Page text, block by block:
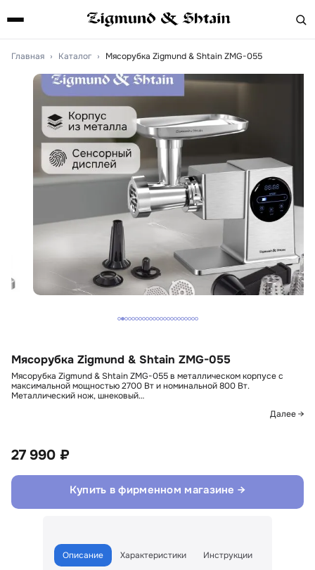
Главная › Каталог › Мясорубка Zigmund & Shtain ZMG-055
Мясорубка Zigmund & Shtain ZMG-055
Мясорубка Zigmund & Shtain ZMG-055 в металлическом корпусе с
максимальной мощностью 2700 Вт и номинальной 800 Вт.
Металлический нож, шнековый…
Далее →
27 990 ₽
Купить в фирменном магазине →
Описание Характеристики Инструкции